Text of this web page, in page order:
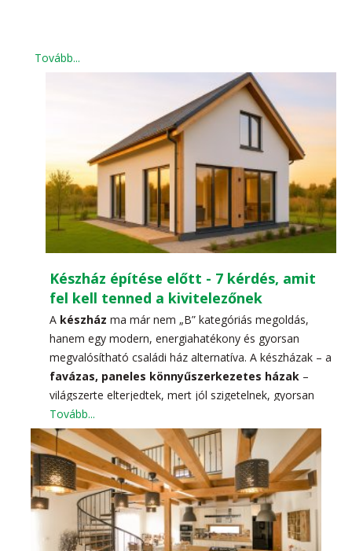
Tovább...
Készház építése előtt - 7 kérdés, amit
fel kell tenned a kivitelezőnek
A készház ma már nem „B” kategóriás megoldás,
hanem egy modern, energiahatékony és gyorsan
megvalósítható családi ház alternatíva. A készházak – a
favázas, paneles könnyűszerkezetes házak –
világszerte elterjedtek, mert jól szigetelnek, gyorsan
épülnek, és kedvezőbb a fenntartási költségük, mint
egy hagyományos téglaépületnek.
Tovább...